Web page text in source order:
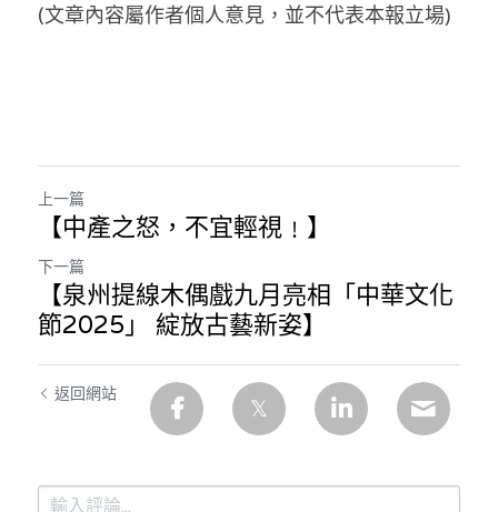
(文章內容屬作者個人意見，並不代表本報立場)
上一篇
【中產之怒，不宜輕視﹗】
下一篇
【泉州提線木偶戲九月亮相「中華文化
節2025」 綻放古藝新姿】
返回網站